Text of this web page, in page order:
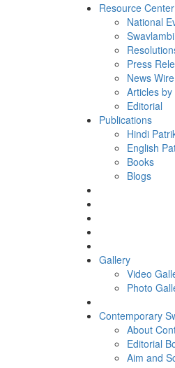
Resource Center
National
Press
News Wire
Articles
Editorial
Publications
Hindi
English
Books
Blogs
Gallery
Video
Photo
Contemporary
About
Editorial
Aim and